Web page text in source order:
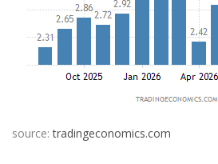
source:tradingeconomics.com